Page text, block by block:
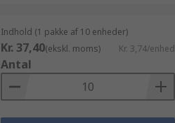
Indhold (1 pakke af 10 enheder)
Kr. 37,40(ekskl. moms) Kr. 3,74/enhed
Antal